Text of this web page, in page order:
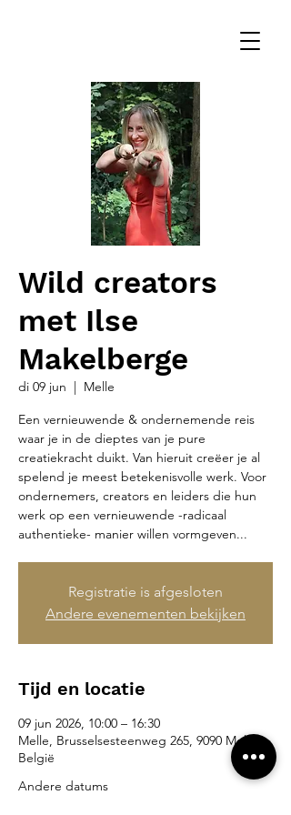
Wild creators
met Ilse
Makelberge
di 09 jun
  |
Melle
Een vernieuwende & ondernemende reis
waar je in de dieptes van je pure
creatiekracht duikt. Van hieruit creëer je al
spelend je meest betekenisvolle werk. Voor
ondernemers, creators en leiders die hun
werk op een vernieuwende -radicaal
authentieke- manier willen vormgeven...
Registratie is afgesloten
Andere evenementen bekijken
Tijd en locatie
09 jun 2026, 10:00 – 16:30
Melle, Brusselsesteenweg 265, 9090 Melle,
België
Andere datums